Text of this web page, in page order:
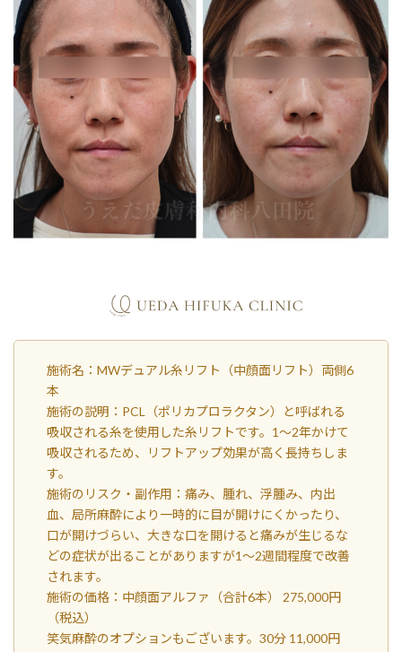
施術名：MWデュアル糸リフト（中顔面リフト）両側6
本
施術の説明：PCL（ポリカプロラクタン）と呼ばれる
吸収される糸を使用した糸リフトです。1～2年かけて
吸収されるため、リフトアップ効果が高く長持ちしま
す。
施術のリスク・副作用：痛み、腫れ、浮腫み、内出
血、局所麻酔により一時的に目が開けにくかったり、
口が開けづらい、大きな口を開けると痛みが生じるな
どの症状が出ることがありますが1～2週間程度で改善
されます。
施術の価格：中顔面アルファ（合計6本） 275,000円
（税込）
笑気麻酔のオプションもございます。30分 11,000円